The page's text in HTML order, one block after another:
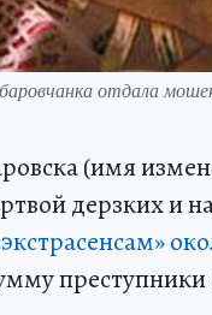
отдала
(имя
дерзких и